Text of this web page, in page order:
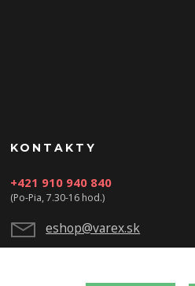
KONTAKTY
+421 910 940 840
(Po-Pia, 7.30-16 hod.)
eshop@varex.sk